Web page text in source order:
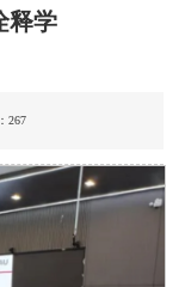
释学
267